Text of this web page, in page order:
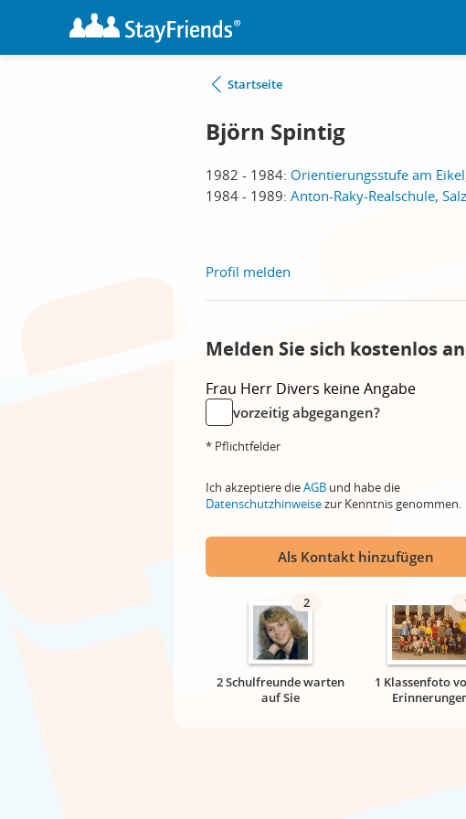
Startseite
Björn Spintig
1982 - 1984: Orientierungsstufe am
1984 - 1989: Anton-Raky-Realschule,
Profil melden
Melden Sie sich kostenlos
Frau Herr Divers keine Angabe
vorzeitig abgegangen?
* Pflichtfelder
Ich akzeptiere dieAGB und habe die
Datenschutzhinweisezur Kenntnis genommen.
Als Kontakt hinzufügen
2
2 Schulfreunde warten
auf Sie
1 Klassenfoto